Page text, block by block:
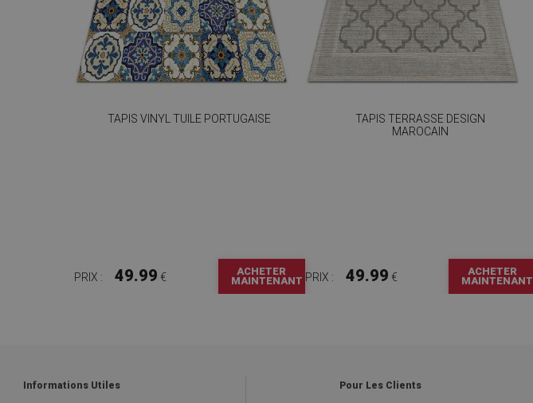
TAPIS VINYL TUILE PORTUGAISE
PRIX : 49.99 €
ACHETER
MAINTENANT
TAPIS TERRASSE DESIGN
MAROCAIN
PRIX : 49.99 €
ACHETER
MAINTENANT
Informations Utiles Pour Les Clients